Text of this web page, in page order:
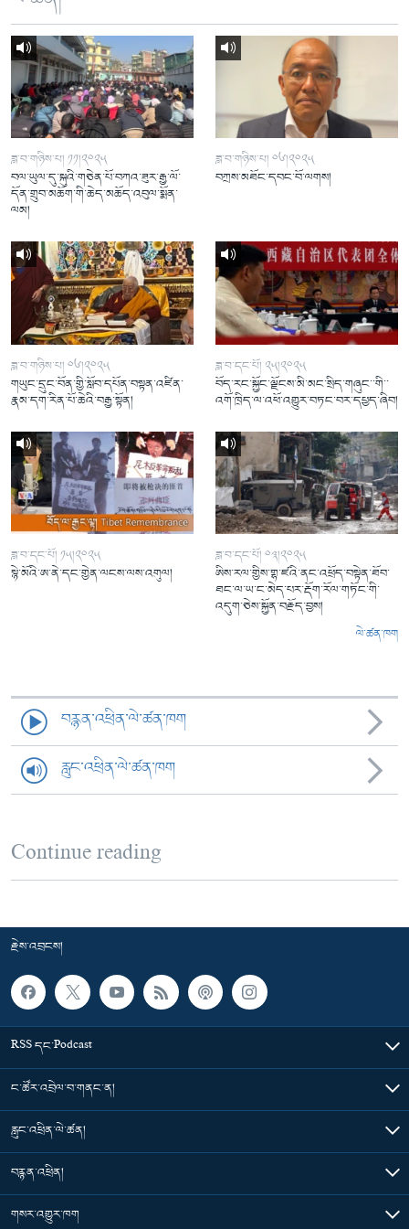
ཟླ་བ་གཉིས་པ། ༡༡།༢༠༢༥
བལ་ཡུལ་དུ་སྐུའི་གཅེན་པོ་བཀའ་ཟུར་རྒྱ་ལོ་
དོན་གྲུབ་མཆོག་གི་ཆེད་མཆོད་འབུལ་སྨོན་
ལམ།
ཟླ་བ་གཉིས་པ། ༠༦།༢༠༢༥
བཀྲས་མཐོང་དབང་བོ་ལགས།
ཟླ་བ་གཉིས་པ། ༠༦།༢༠༢༥
གཡུང་དྲུང་བོན་གྱི་སློབ་དཔོན་བསྟན་འཛིན་
རྣམ་དག་རིན་པོ་ཆེའི་བརྒྱ་སྟོན།
ཟླ་བ་དང་པོ། ༢༥།༢༠༢༥
བོད་རང་སྐྱོང་ལྗོངས་མི་མང་སྲིད་གཞུང་་གི་་
འགོ་ཁྲིད་ལ་འཕོ་འགྱུར་བཏང་བར་དཔྱད་ཞིབ།
ཟླ་བ་དང་པོ། ༡༥།༢༠༢༥
སྙེ་མོའི་ཨ་ནེ་དང་གྱེན་ལངས་ལས་འགུལ།
ཟླ་བ་དང་པོ། ༠༣།༢༠༢༥
ཨིས་རལ་གྱིས་གྷ་ཛའི་ནང་འཕྲོད་བསྟེན་ཐོབ་
ཐང་ལ་ཡ་ང་མེད་པར་རྡོག་རོལ་གཏོང་གི་
འདུག་ཅེས་སྐྱོན་བརྗོད་བྱས།
ལེ་ཚན་ཁག
བརྙན་འཕྲིན་ལེ་ཚན་ཁག
རླུང་འཕྲིན་ལེ་ཚན་ཁག
Continue reading
རྗེས་འབྲངས།
RSS དང་Podcast
ང་ཚོར་འབྲེལ་བ་གནང་ན།
རླུང་འཕྲིན་ལེ་ཚན།
བརྙན་འཕྲིན།
གསར་འགྱུར་ཁག